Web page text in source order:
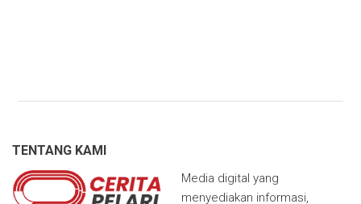
TENTANG KAMI
Media digital yang
menyediakan informasi,